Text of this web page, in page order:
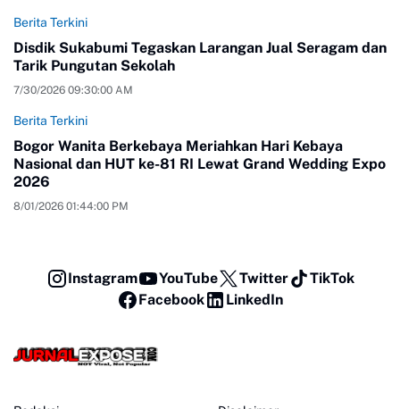
Berita Terkini
Disdik Sukabumi Tegaskan Larangan Jual Seragam dan
Tarik Pungutan Sekolah
7/30/2026 09:30:00 AM
Berita Terkini
Bogor Wanita Berkebaya Meriahkan Hari Kebaya
Nasional dan HUT ke-81 RI Lewat Grand Wedding Expo
2026
8/01/2026 01:44:00 PM
Instagram YouTube Twitter
TikTok
Facebook
LinkedIn